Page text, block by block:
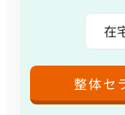
在
整体セ